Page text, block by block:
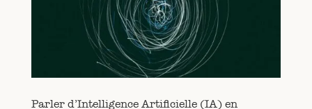
Parler d’Intelligence Artificielle (IA) en